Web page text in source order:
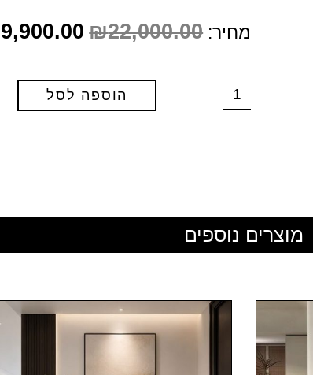
מחיר: ₪22,000.00
9,900.00
הוספה לסל
מוצרים נוספים